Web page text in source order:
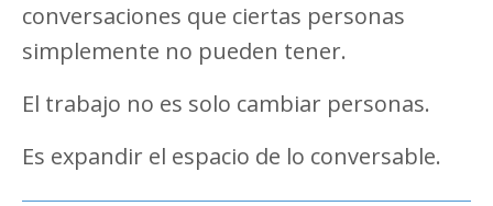
conversaciones que ciertas personas
simplemente no pueden tener.
El trabajo no es solo cambiar personas.
Es expandir el espacio de lo conversable.